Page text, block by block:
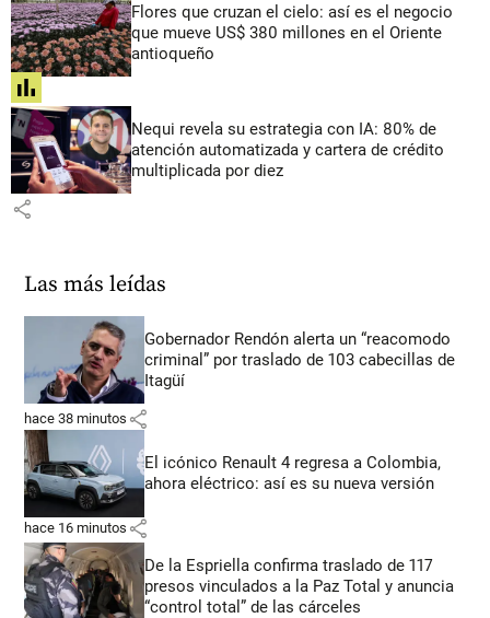
Flores que cruzan el cielo: así es el negocio
que mueve US$ 380 millones en el Oriente
antioqueño
share
Nequi revela su estrategia con IA: 80% de
atención automatizada y cartera de crédito
multiplicada por diez
share
Las más leídas
Gobernador Rendón alerta un “reacomodo
criminal” por traslado de 103 cabecillas de
Itagüí
hace 38 minutos share
El icónico Renault 4 regresa a Colombia,
ahora eléctrico: así es su nueva versión
hace 16 minutos share
De la Espriella confirma traslado de 117
presos vinculados a la Paz Total y anuncia
“control total” de las cárceles